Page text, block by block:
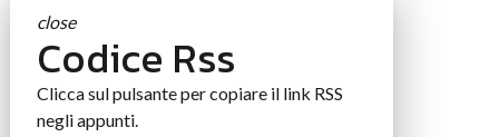
close
Codice Rss
Clicca sul pulsante per copiare il link RSS
negli appunti.